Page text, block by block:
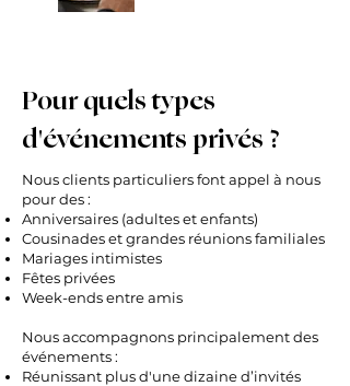
Pour quels types
d'événements privés ?
Nous clients particuliers font appel à nous
pour des :
Anniversaires (adultes et enfants)
Cousinades et grandes réunions familiales
Mariages intimistes
Fêtes privées
Week-ends entre amis
Nous accompagnons principalement des
événements :
Réunissant plus d'une dizaine d’invités